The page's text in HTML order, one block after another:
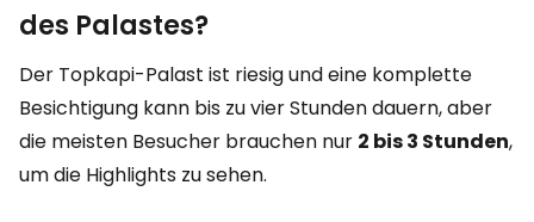
des Palastes?
Der Topkapi-Palast ist riesig und eine komplette
Besichtigung kann bis zu vier Stunden dauern, aber
die meisten Besucher brauchen nur 2 bis 3 Stunden,
um die Highlights zu sehen.